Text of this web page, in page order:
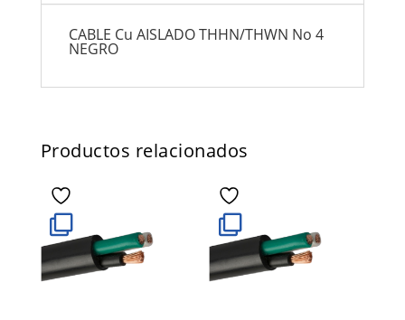
CABLE Cu AISLADO THHN/THWN No 4
NEGRO
Productos relacionados